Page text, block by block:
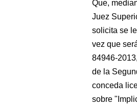
Que,
Juez
solicita se
vez que
84946-
de la
conceda
sobre